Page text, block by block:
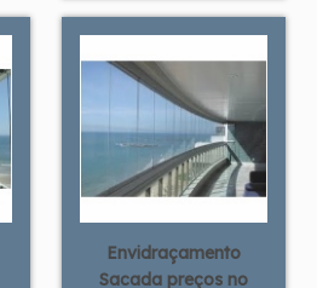
Envidraçamento
Sacada preços no